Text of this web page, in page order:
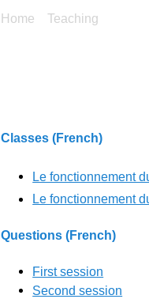
Home Teaching
Classes (French)
Le fonctionnement
Le fonctionnement
Questions (French)
First session
Second session